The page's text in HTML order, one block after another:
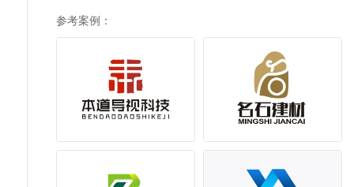
参考案例 ：